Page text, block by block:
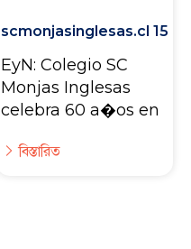
scmonjasinglesas.cl 15
EyN: Colegio SC
Monjas Inglesas
celebra 60 a�os en
বিস্তারিত